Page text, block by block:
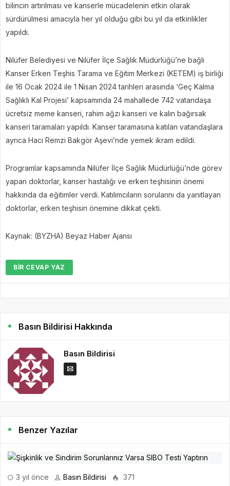
bilincin artırılması ve kanserle mücadelenin etkin olarak
sürdürülmesi amacıyla her yıl olduğu gibi bu yıl da etkinlikler
yapıldı.
Nilüfer Belediyesi ve Nilüfer İlçe Sağlık Müdürlüğü’ne bağlı
Kanser Erken Teşhis Tarama ve Eğitim Merkezi (KETEM) iş birliği
ile 16 Ocak 2024 ile 1 Nisan 2024 tarihleri arasında ‘Geç Kalma
Sağlıklı Kal Projesi’ kapsamında 24 mahallede 742 vatandaşa
ücretsiz meme kanseri, rahim ağzı kanseri ve kalın bağırsak
kanseri taramaları yapıldı. Kanser taramasına katılan vatandaşlara
ayrıca Hacı Remzi Bakgör Aşevi’nde yemek ikram edildi.
Programlar kapsamında Nilüfer İlçe Sağlık Müdürlüğü’nde görev
yapan doktorlar, kanser hastalığı ve erken teşhisinin önemi
hakkında da eğitimler verdi. Katılımcıların sorularını da yanıtlayan
doktorlar, erken teşhisin önemine dikkat çekti.
Kaynak: (BYZHA) Beyaz Haber Ajansı
BIR CEVAP YAZ
Basın Bildirisi Hakkında
Basın Bildirisi
Benzer Yazılar
3 yıl önce Basın Bildirisi 371